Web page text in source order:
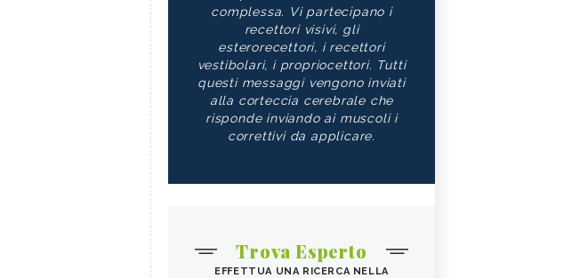
complessa. Vi partecipano i
recettori visivi, gli
esterorecettori, i recettori
vestibolari, i propriocettori. Tutti
questi messaggi vengono inviati
alla corteccia cerebrale che
risponde inviando ai muscoli i
correttivi da applicare.
Trova Esperto
EFFETTUA UNA RICERCA NELLA